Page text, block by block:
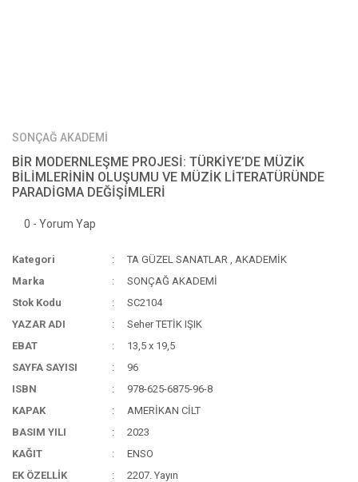
SONÇAĞ AKADEMİ
BİR MODERNLEŞME PROJESİ: TÜRKİYE’DE MÜZİK
BİLİMLERİNİN OLUŞUMU VE MÜZİK LİTERATÜRÜNDE
PARADİGMA DEĞİŞİMLERİ
0 - Yorum Yap
Kategori TA GÜZEL SANATLAR ,AKADEMİK
Marka
SONÇAĞ AKADEMİ
Stok Kodu
SC2104
YAZAR ADI
Seher TETİK IŞIK
EBAT
13,5 x 19,5
SAYFA SAYISI
96
ISBN
978-625-6875-96-8
KAPAK
AMERİKAN CİLT
BASIM YILI
2023
KAĞIT
ENSO
EK ÖZELLİK
2207. Yayın